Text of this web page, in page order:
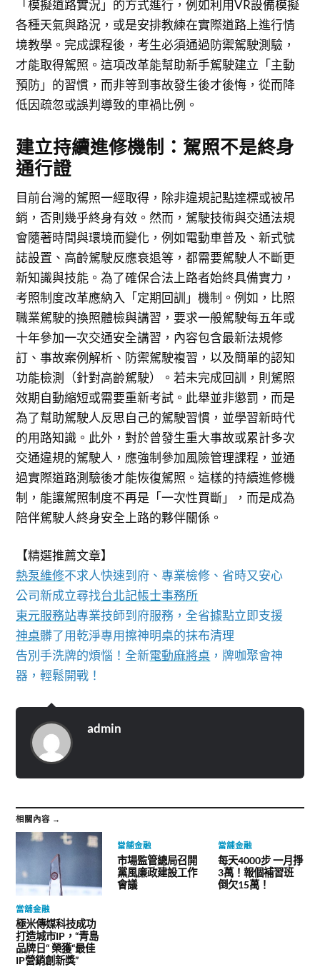
「模擬道路實況」的方式進行，例如利用VR設備模擬
各種天氣與路況，或是安排教練在實際道路上進行情
境教學。完成課程後，考生必須通過防禦駕駛測驗，
才能取得駕照。這項改革能幫助新手駕駛建立「主動
預防」的習慣，而非等到事故發生後才後悔，從而降
低因疏忽或誤判導致的車禍比例。
建立持續進修機制：駕照不是終身
通行證
目前台灣的駕照一經取得，除非違規記點達標或被吊
銷，否則幾乎終身有效。然而，駕駛技術與交通法規
會隨著時間與環境而變化，例如電動車普及、新式號
誌設置、高齡駕駛反應衰退等，都需要駕駛人不斷更
新知識與技能。為了確保合法上路者始終具備實力，
考照制度改革應納入「定期回訓」機制。例如，比照
職業駕駛的換照體檢與講習，要求一般駕駛每五年或
十年參加一次交通安全講習，內容包含最新法規修
訂、事故案例解析、防禦駕駛複習，以及簡單的認知
功能檢測（針對高齡駕駛）。若未完成回訓，則駕照
效期自動縮短或需要重新考試。此舉並非懲罰，而是
為了幫助駕駛人反思自己的駕駛習慣，並學習新時代
的用路知識。此外，對於曾發生重大事故或累計多次
交通違規的駕駛人，應強制參加風險管理課程，並通
過實際道路測驗後才能恢復駕照。這樣的持續進修機
制，能讓駕照制度不再是「一次性買斷」，而是成為
陪伴駕駛人終身安全上路的夥伴關係。
【精選推薦文章】
熱泵維修不求人快速到府、專業檢修、省時又安心
公司新成立尋找台北記帳士事務所
東元服務站專業技師到府服務，全省據點立即支援
神桌髒了用乾淨專用擦神明桌的抹布清理
告別手洗牌的煩惱！全新電動麻將桌 ，牌咖聚會神
器，輕鬆開戰！
admin
相關內容 →
當舖金融
極米傳媒科技成功
打造城市IP，“青島
品牌日“ 榮獲“最佳
IP營銷創新獎”
當舖金融
市場監管總局召開
黨風廉政建設工作
會議
當舖金融
每天4000步 一月掙
3萬！報個補習班
倒欠15萬！